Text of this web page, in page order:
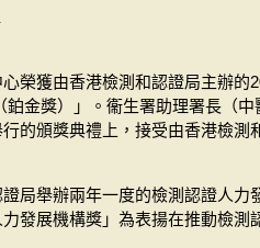
榮獲由香港檢測和認證局主辦的
鉑金獎）」。衞生署助理署長（
的頒獎典禮上，接受由香港檢測
局舉辦兩年一度的檢測認證人
發展機構獎」為表揚在推動檢